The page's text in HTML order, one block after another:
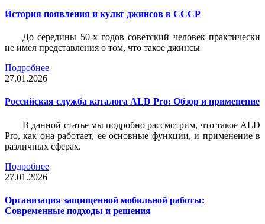
История появления и культ джинсов в СССР
До середины 50-х годов советский человек практически
не имел представления о том, что такое джинсы
Подробнее
27.01.2026
Российская служба каталога ALD Pro: Обзор и применение
В данной статье мы подробно рассмотрим, что такое ALD
Pro, как она работает, ее основные функции, и применение в
различных сферах.
Подробнее
27.01.2026
Организация защищенной мобильной работы:
Современные подходы и решения